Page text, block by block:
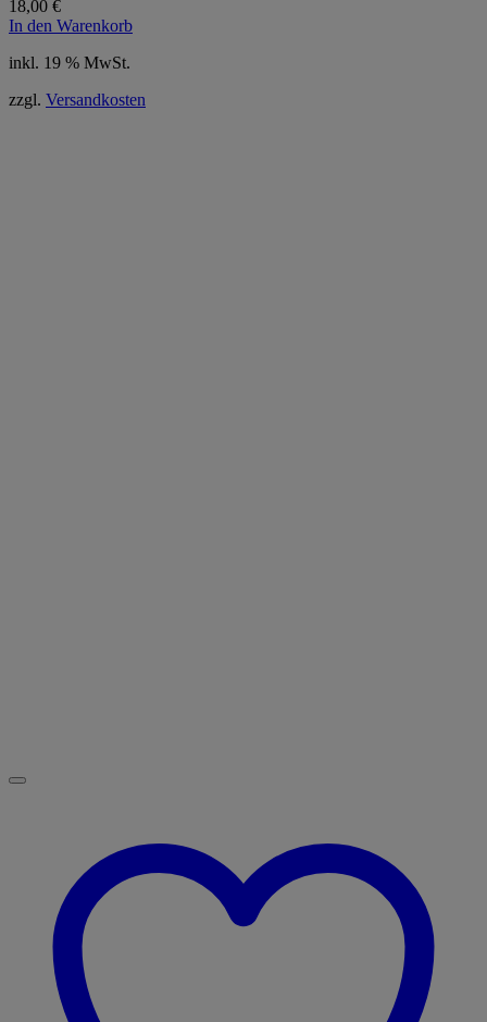
18,00 €
In den Warenkorb
inkl. 19 % MwSt.
zzgl. Versandkosten